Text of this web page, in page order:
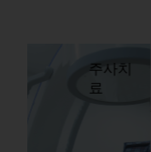
주사치
료